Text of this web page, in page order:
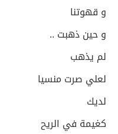
و قهوتنا
و حين ذهبت ..
لم يذهب
لعلي صرت منسيا
لديك
كغيمة في الريح